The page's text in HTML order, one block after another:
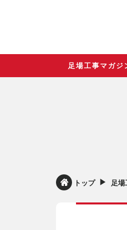
足場工事マガ
トップ ▶︎ 足場